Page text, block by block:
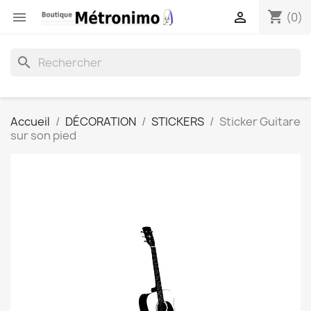
 shopping_cart (0)

search
Accueil DÉCORATION STICKERS
Sticker Guitare
sur son pied